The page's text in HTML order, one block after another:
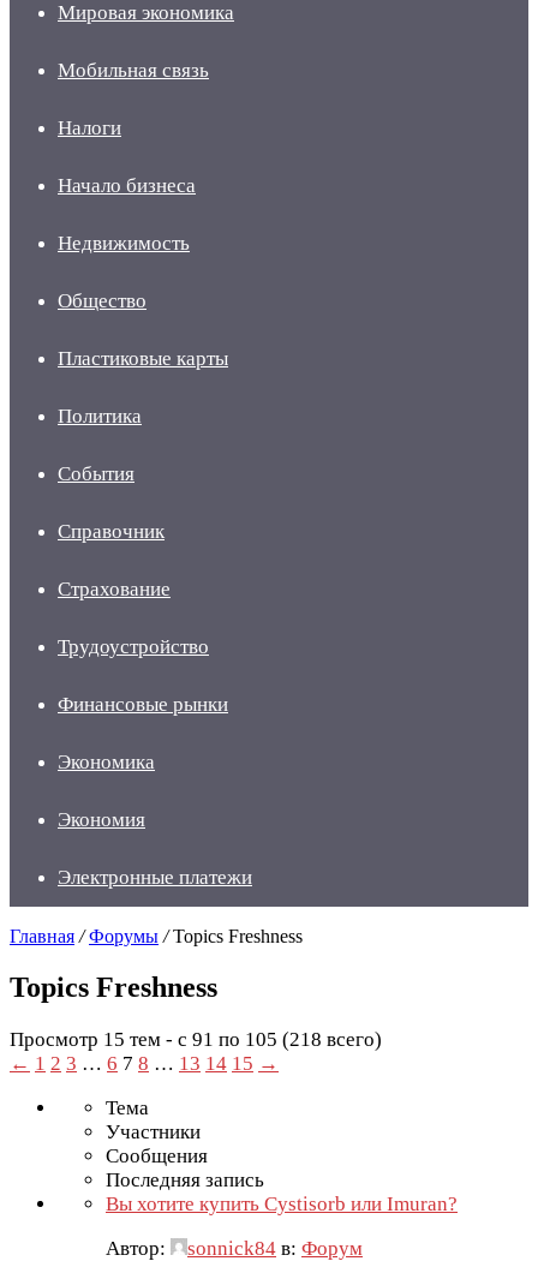
Мировая экономика
Мобильная связь
Налоги
Начало бизнеса
Недвижимость
Общество
Пластиковые карты
Политика
События
Справочник
Страхование
Трудоустройство
Финансовые рынки
Экономика
Экономия
Электронные платежи
Главная / Форумы / Topics Freshness
Topics Freshness
Просмотр 15 тем - с 91 по 105 (218 всего)
← 1 2 3 … 6 7 8 … 13 14 15 →
Тема
Участники
Сообщения
Последняя запись
Вы хотите купить Cystisorb или Imuran?
Автор:
sonnick84 в: Форум